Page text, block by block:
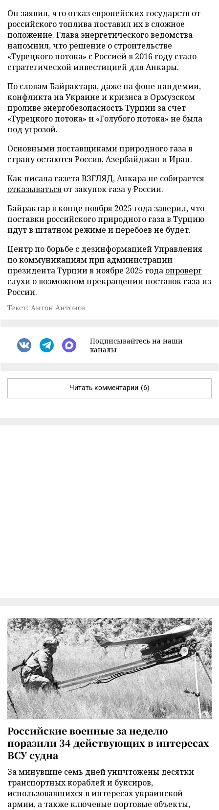
Он заявил, что отказ европейских государств от
российского топлива поставил их в сложное
положение. Глава энергетического ведомства
напомнил, что решение о строительстве
«Турецкого потока» с Россией в 2016 году стало
стратегической инвестицией для Анкары.
По словам Байрактара, даже на фоне пандемии,
конфликта на Украине и кризиса в Ормузском
проливе энергобезопасность Турции за счет
«Турецкого потока» и «Голубого потока» не была
под угрозой.
Основными поставщиками природного газа в
страну остаются Россия, Азербайджан и Иран.
Как писала газета ВЗГЛЯД, Анкара не собирается
отказываться от закупок газа у России.
Байрактар в конце ноября 2025 года заверил, что
поставки российского природного газа в Турцию
идут в штатном режиме и перебоев не будет.
Центр по борьбе с дезинформацией Управления
по коммуникациям при администрации
президента Турции в ноябре 2025 года опроверг
слухи о возможном прекращении поставок газа из
России.
Текст: Антон Антонов
Подписывайтесь на наши
каналы
Читать комментарии (6)
Российские военные за неделю
поразили 34 действующих в интересах
ВСУ судна
За минувшие семь дней уничтожены десятки
транспортных кораблей и буксиров,
использовавшихся в интересах украинской
армии, а также ключевые портовые объекты,